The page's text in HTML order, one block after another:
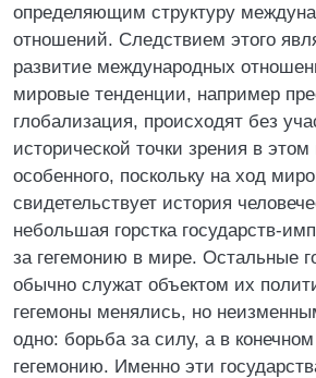
определяющим структуру
отношений. Следствием этого
развитие международных
мировые тенденции, например
глобализация, происходят без
исторической точки зрения в этом
особенного, поскольку на ход
свидетельствует история
небольшая горстка государств-
за гегемонию в мире. Остальные
обычно служат объектом их
гегемоны менялись, но
одно: борьба за силу, а в конечном
гегемонию. Именно эти